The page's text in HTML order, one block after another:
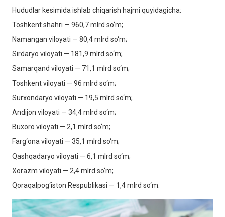
Hududlar kesimida ishlab chiqarish hajmi quyidagicha:
Toshkent shahri — 960,7 mlrd so‘m;
Namangan viloyati — 80,4 mlrd so‘m;
Sirdaryo viloyati — 181,9 mlrd so‘m;
Samarqand viloyati — 71,1 mlrd so‘m;
Toshkent viloyati — 96 mlrd so‘m;
Surxondaryo viloyati — 19,5 mlrd so‘m;
Andijon viloyati — 34,4 mlrd so‘m;
Buxoro viloyati — 2,1 mlrd so‘m;
Farg‘ona viloyati — 35,1 mlrd so‘m;
Qashqadaryo viloyati — 6,1 mlrd so‘m;
Xorazm viloyati — 2,4 mlrd so‘m;
Qoraqalpog‘iston Respublikasi — 1,4 mlrd so‘m.